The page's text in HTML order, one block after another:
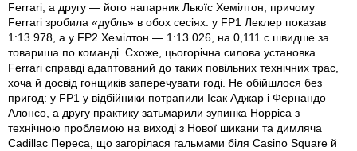
Ferrari, а другу — його напарник Льюїс Хемілтон, причому
Ferrari зробила «дубль» в обох сесіях: у FP1 Леклер показав
1:13.978, а у FP2 Хемілтон — 1:13.026, на 0,111 с швидше за
товариша по команді. Схоже, цьогорічна силова установка
Ferrari справді адаптований до таких повільних технічних трас,
хоча й досвід гонщиків заперечувати годі. Не обійшлося без
пригод: у FP1 у відбійники потрапили Ісак Аджар і Фернандо
Алонсо, а другу практику затьмарили зупинка Норріса з
технічною проблемою на виході з Нової шикани та димляча
Cadillac Переса, що загорілася гальмами біля Casino Square й